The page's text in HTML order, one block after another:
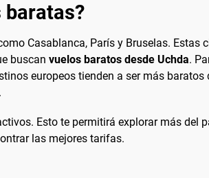
baratas?
Casablanca, París y Bruselas. Estas
buscan vuelos baratos desde Uchda.
europeos tienden a ser más
Esto te permitirá explorar más del
las mejores tarifas.